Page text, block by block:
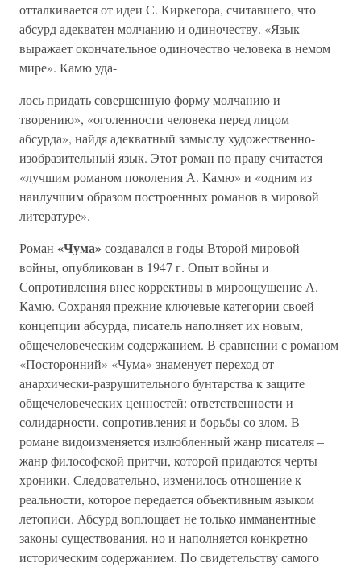
отталкивается от идеи С. Киркегора, считавшего, что
абсурд адекватен молчанию и одиночеству. «Язык
выражает окончательное одиночество человека в немом
мире». Камю уда-
лось придать совершенную форму молчанию и
творению», «оголенности человека перед лицом
абсурда», найдя адекватный замыслу художественно-
изобразительный язык. Этот роман по праву считается
«лучшим романом поколения А. Камю» и «одним из
наилучшим образом построенных романов в мировой
литературе».
Роман «Чума»создавался в годы Второй мировой
войны, опубликован в 1947 г. Опыт войны и
Сопротивления внес коррективы в мироощущение А.
Камю. Сохраняя прежние ключевые категории своей
концепции абсурда, писатель наполняет их новым,
общечеловеческим содержанием. В сравнении с романом
«Посторонний» «Чума» знаменует переход от
анархически-разрушительного бунтарства к защите
общечеловеческих ценностей: ответственности и
солидарности, сопротивления и борьбы со злом. В
романе видоизменяется излюбленный жанр писателя –
жанр философской притчи, которой придаются черты
хроники. Следовательно, изменилось отношение к
реальности, которое передается объективным языком
летописи. Абсурд воплощает не только имманентные
законы существования, но и наполняется конкретно-
историческим содержанием. По свидетельству самого